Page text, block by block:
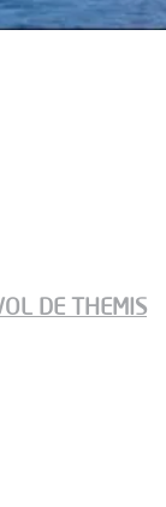
DE THEMIS